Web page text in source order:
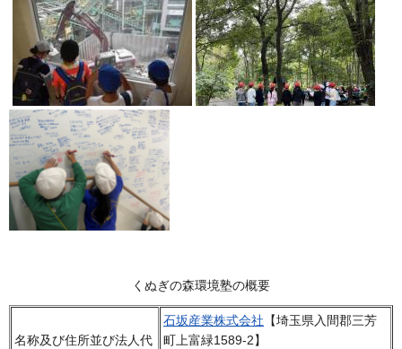
くぬぎの森環境塾の概要
名称及び住所並び法人代
石坂産業株式会社 【埼玉県入間郡三芳
町上富緑1589-2】